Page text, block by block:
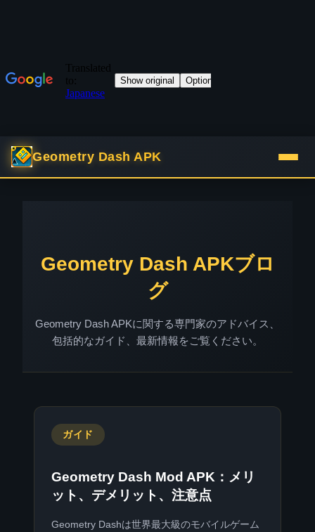
Geometry Dash APK
Geometry Dash APKブロ
グ
Geometry Dash APKに関する専門家のアドバイス、
包括的なガイド、最新情報をご覧ください。
ガイド
Geometry Dash Mod APK：メリ
ット、デメリット、注意点
Geometry Dashは世界最大級のモバイルゲーム